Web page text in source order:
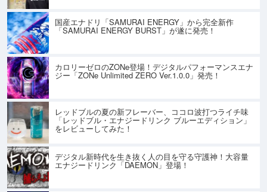
国産エナドリ「SAMURAI ENERGY」から完全新作
「SAMURAI ENERGY BURST」が遂に発売！
カロリーゼロのZONe登場！デジタルパフォーマンスエナ
ジー「ZONe Unlimited ZERO Ver.1.0.0」発売！
レッドブルの夏の新フレーバー、ココロ波打つライチ味
「レッドブル・エナジードリンク ブルーエディション」
をレビューしてみた！
デジタル新時代を生き抜く人の目を守る守護神！大容量
エナジードリンク「DAEMON」登場！